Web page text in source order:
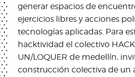
generar espacios de
ejercicios libres y acciones
tecnologías aplicadas. Para
hacktividad el colectivo
UN/LOQUER de medellín,
construcción colectiva de un